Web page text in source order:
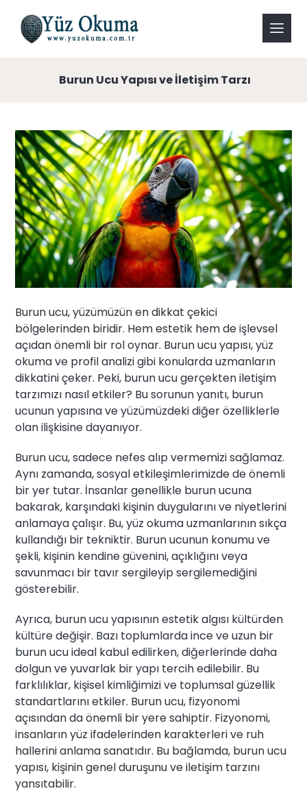
Burun Ucu Yapısı ve İletişim Tarzı
Burun ucu, yüzümüzün en dikkat çekici
bölgelerinden biridir. Hem estetik hem de işlevsel
açıdan önemli bir rol oynar. Burun ucu yapısı, yüz
okuma ve profil analizi gibi konularda uzmanların
dikkatini çeker. Peki, burun ucu gerçekten iletişim
tarzımızı nasıl etkiler? Bu sorunun yanıtı, burun
ucunun yapısına ve yüzümüzdeki diğer özelliklerle
olan ilişkisine dayanıyor.
Burun ucu, sadece nefes alıp vermemizi sağlamaz.
Aynı zamanda, sosyal etkileşimlerimizde de önemli
bir yer tutar. İnsanlar genellikle burun ucuna
bakarak, karşındaki kişinin duygularını ve niyetlerini
anlamaya çalışır. Bu, yüz okuma uzmanlarının sıkça
kullandığı bir tekniktir. Burun ucunun konumu ve
şekli, kişinin kendine güvenini, açıklığını veya
savunmacı bir tavır sergileyip sergilemediğini
gösterebilir.
Ayrıca, burun ucu yapısının estetik algısı kültürden
kültüre değişir. Bazı toplumlarda ince ve uzun bir
burun ucu ideal kabul edilirken, diğerlerinde daha
dolgun ve yuvarlak bir yapı tercih edilebilir. Bu
farklılıklar, kişisel kimliğimizi ve toplumsal güzellik
standartlarını etkiler. Burun ucu, fizyonomi
açısından da önemli bir yere sahiptir. Fizyonomi,
insanların yüz ifadelerinden karakterleri ve ruh
hallerini anlama sanatıdır. Bu bağlamda, burun ucu
yapısı, kişinin genel duruşunu ve iletişim tarzını
yansıtabilir.